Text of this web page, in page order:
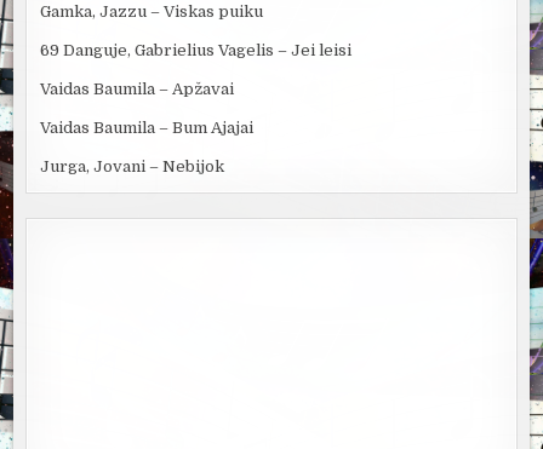
Gamka, Jazzu – Viskas puiku
69 Danguje, Gabrielius Vagelis – Jei leisi
Vaidas Baumila – Apžavai
Vaidas Baumila – Bum Ajajai
Jurga, Jovani – Nebijok